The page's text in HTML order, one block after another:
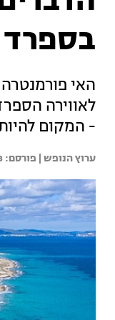
בספרד
האי
לאווירה
- המקום
ערוץ הנופש |